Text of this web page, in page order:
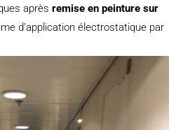
après remise en peinture sur
d’application électrostatique par